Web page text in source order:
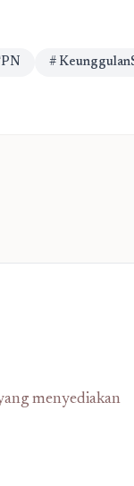
#
menyediakan